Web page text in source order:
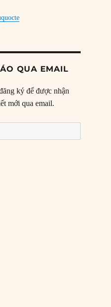
QUA EMAIL
ký để được nhận
mới qua email.